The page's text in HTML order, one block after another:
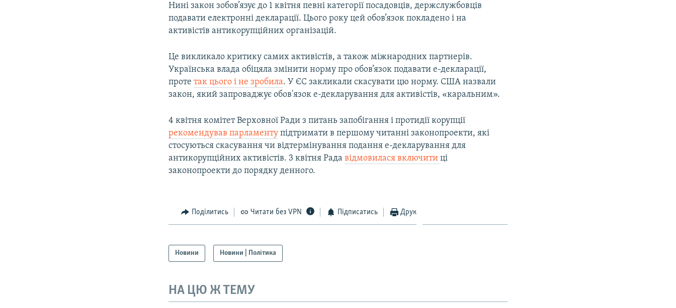
Нині закон зобов’язує до 1 квітня певні категорії посадовців, держслужбовців
подавати електронні декларації. Цього року цей обов’язок покладено і на
активістів антикорупційних організацій.
Це викликало критику самих активістів, а також міжнародних партнерів.
Українська влада обіцяла змінити норму про обов’язок подавати е-декларації,
протетак цього і не зробила. У ЄС закликали скасувати цю норму. США назвали
закон, який запроваджує обов'язок е-декларування для активістів, «каральним».
4 квітня комітет Верховної Ради з питань запобігання і протидії корупції
рекомендував парламенту підтримати в першому читанні законопроекти, які
стосуються скасування чи відтермінування подання е-декларування для
антикорупційних активістів. 3 квітня Радавідмовилася включитиці
законопроекти до порядку денного.
Поділитись Читати без VPN Підписатись Друк
Новини Новини | Політика
НА ЦЮ Ж ТЕМУ